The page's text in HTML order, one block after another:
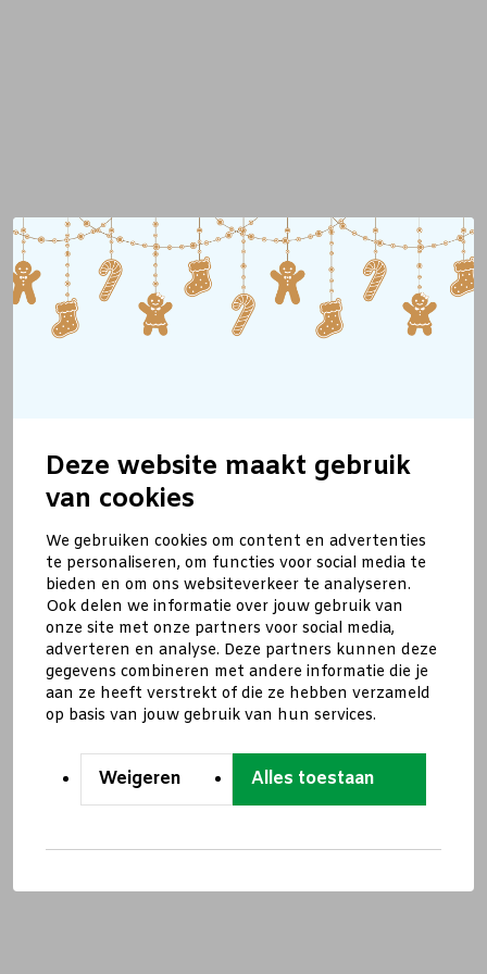
Deze website maakt gebruik
van cookies
We gebruiken cookies om content en advertenties
te personaliseren, om functies voor social media te
bieden en om ons websiteverkeer te analyseren.
Ook delen we informatie over jouw gebruik van
onze site met onze partners voor social media,
adverteren en analyse. Deze partners kunnen deze
gegevens combineren met andere informatie die je
aan ze heeft verstrekt of die ze hebben verzameld
op basis van jouw gebruik van hun services.
Weigeren Alles toestaan